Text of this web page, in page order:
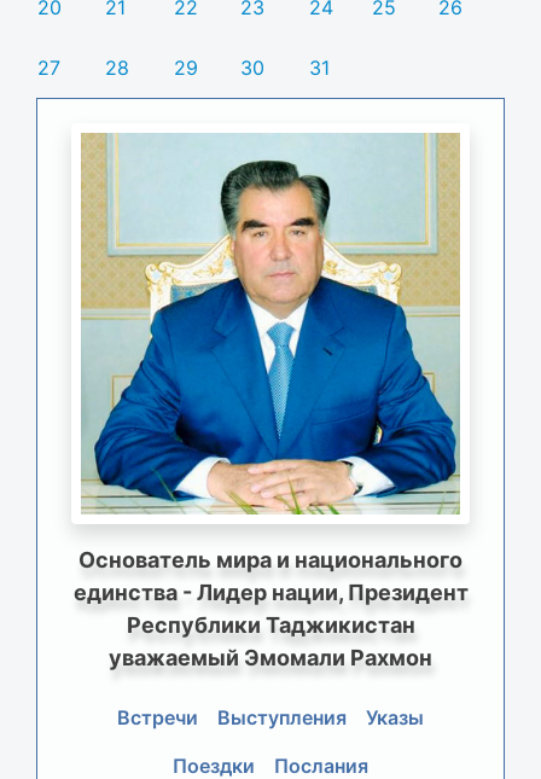
20 21 22 23 24 25 26
27 28 29 30 31
Основатель мира и национального
единства - Лидер нации, Президент
Республики Таджикистан
уважаемый Эмомали Рахмон
Встречи Выступления
Указы
Поездки
Послания